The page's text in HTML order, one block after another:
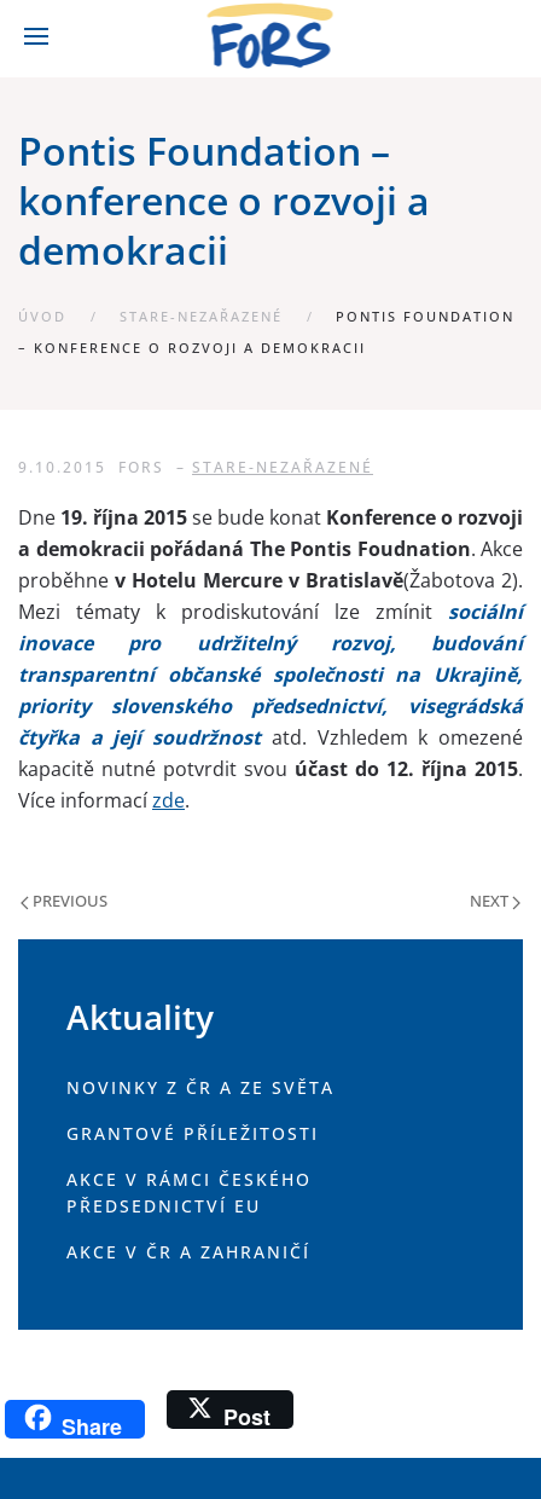
Pontis Foundation –
konference o rozvoji a
demokracii
ÚVOD STARE-NEZAŘAZENÉ
PONTIS FOUNDATION
– KONFERENCE O ROZVOJI A DEMOKRACII
9.10.2015 FORS – STARE-NEZAŘAZENÉ
Dne 19. října 2015se bude konat Konference o rozvoji
a demokracii pořádaná The Pontis Foudnation. Akce
proběhne v Hotelu Mercure v Bratislavě(Žabotova 2).
Mezi tématy k prodiskutování lze zmínit sociální
inovace pro udržitelný rozvoj, budování
transparentní občanské společnosti na Ukrajině,
priority slovenského předsednictví, visegrádská
čtyřka a její soudržnostatd. Vzhledem k omezené
kapacitě nutné potvrdit svou účast do 12. října 2015.
Více informacízde.
PREVIOUS NEXT
Aktuality
NOVINKY Z ČR A ZE SVĚTA
GRANTOVÉ PŘÍLEŽITOSTI
AKCE V RÁMCI ČESKÉHO
PŘEDSEDNICTVÍ EU
AKCE V ČR A ZAHRANIČÍ
Share Post